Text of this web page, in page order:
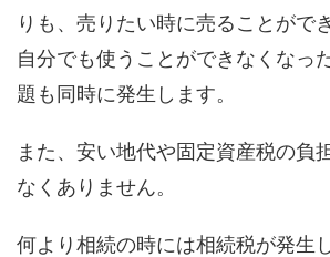
りも、売りたい時に売ることがで
自分でも使うことができなくなっ
題も同時に発生します。
また、安い地代や固定資産税の負
なくありません。
何より相続の時には相続税が発生